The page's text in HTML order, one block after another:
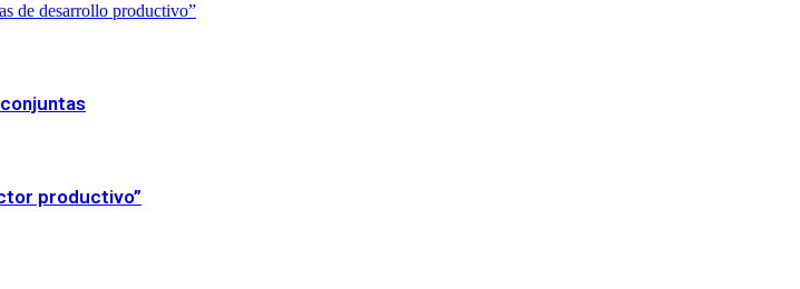
de desarrollo productivo”
productivo”